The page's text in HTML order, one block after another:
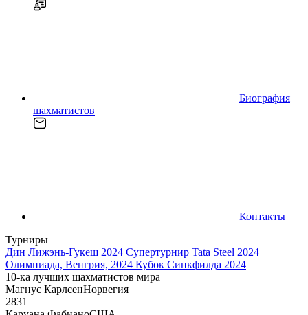
Биография
шахматистов
Контакты
Турниры
Дин Лижэнь-Гукеш 2024 Супертурнир Tata Steel 2024
Олимпиада, Венгрия, 2024 Кубок Синкфилда 2024
10-ка лучших шахматистов мира
Магнус КарлсенНорвегия
2831